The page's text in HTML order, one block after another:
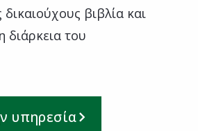
βιβλία και
διάρκεια του
υπηρεσία